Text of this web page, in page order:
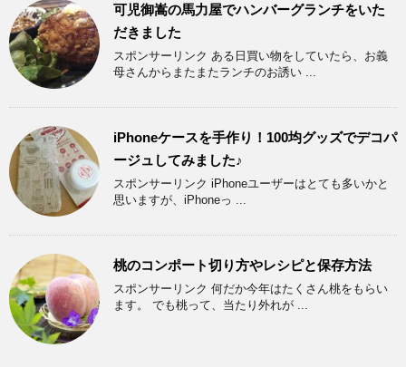
可児御嵩の馬力屋でハンバーグランチをいた
だきました
スポンサーリンク ある日買い物をしていたら、お義
母さんからまたまたランチのお誘い ...
iPhoneケースを手作り！100均グッズでデコパ
ージュしてみました♪
スポンサーリンク iPhoneユーザーはとても多いかと
思いますが、iPhoneっ ...
桃のコンポート切り方やレシピと保存方法
スポンサーリンク 何だか今年はたくさん桃をもらい
ます。 でも桃って、当たり外れが ...